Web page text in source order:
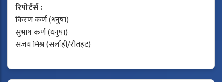
रिपोर्टर्स :
किरण कर्ण (धनुषा)
सुभाष कर्ण (धनुषा)
संजय मिश्र (सर्लाही/रौतहट)